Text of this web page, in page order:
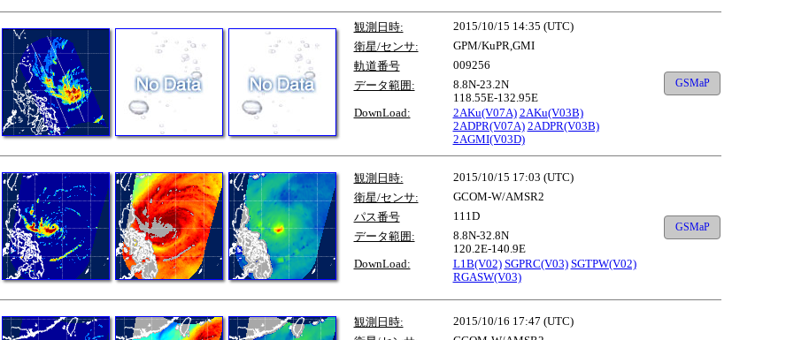
観測日時:
2015/10/15 14:35 (UTC)
衛星/センサ:
GPM/KuPR,GMI
軌道番号
009256
データ範囲:
8.8N-23.2N
118.55E-132.95E
DownLoad:
2AKu(V07A) 2AKu(V03B)
2ADPR(V07A) 2ADPR(V03B)
2AGMI(V03D)
GSMaP
観測日時:
2015/10/15 17:03 (UTC)
衛星/センサ:
GCOM-W/AMSR2
パス番号
111D
データ範囲:
8.8N-32.8N
120.2E-140.9E
DownLoad:
L1B(V02) SGPRC(V03) SGTPW(V02)
RGASW(V03)
GSMaP
観測日時:
2015/10/16 17:47 (UTC)